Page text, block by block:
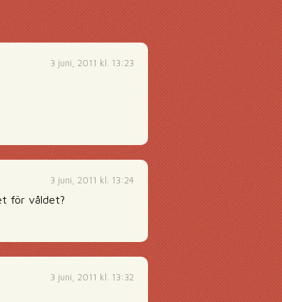
3 juni, 2011 kl. 13:23
3 juni, 2011 kl. 13:24
för våldet?
3 juni, 2011 kl. 13:32